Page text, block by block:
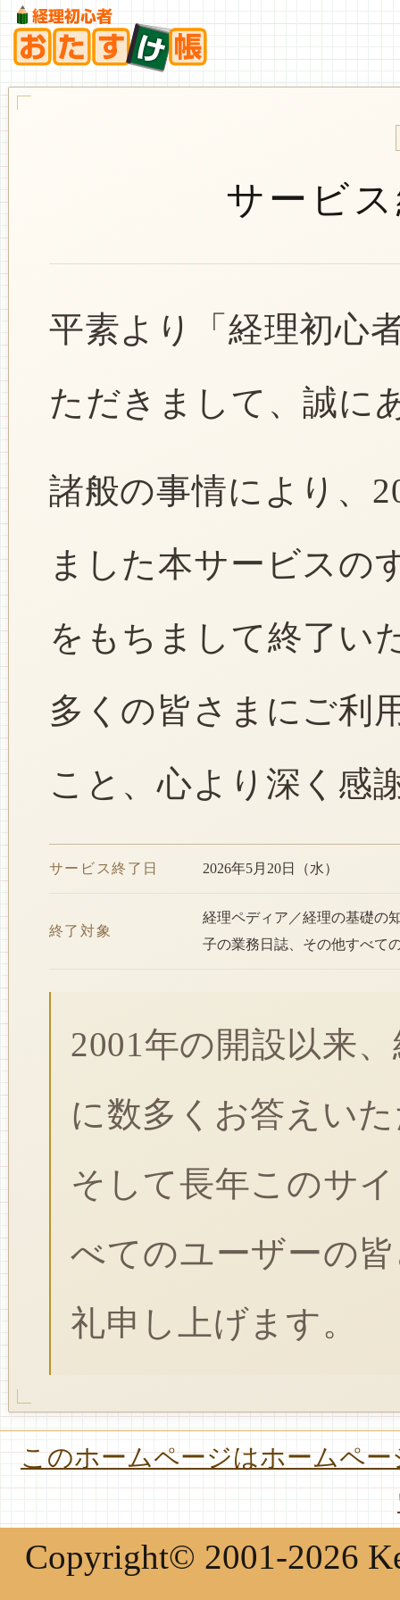
サービ
平素より「経理初心
ただきまして、誠に
諸般の事情により、
ました本サービスの
をもちまして終了い
多くの皆さまにご利
こと、心より深く感
サービス終了日 2026年5月20日（水）
終了対象
経理ペディア／経理の基礎の
子の業務日誌、その他すべて
2001年の開設以来
に数多くお答えい
そして長年このサ
べてのユーザーの
礼申し上げます。
このホームページはホームペ
Copyright© 2001-2026